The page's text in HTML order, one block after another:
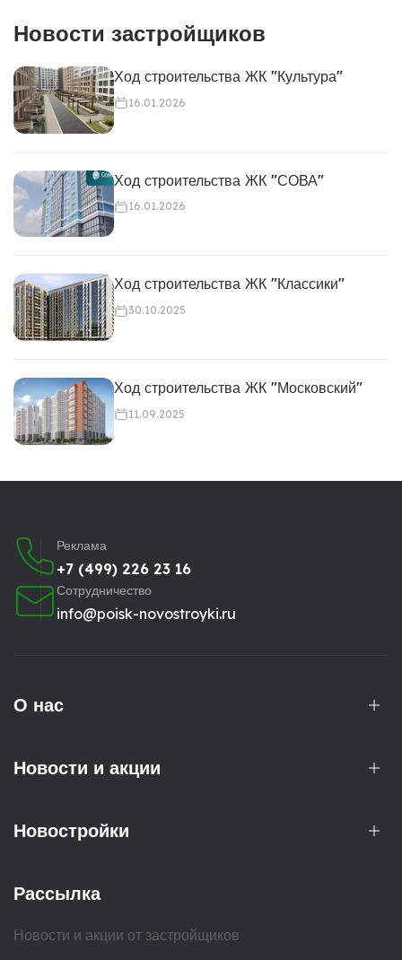
Новости застройщиков
Ход строительства ЖК "Культура"
16.01.2026
Ход строительства ЖК "СОВА"
16.01.2026
Ход строительства ЖК "Классики"
30.10.2025
Ход строительства ЖК "Московский"
11.09.2025
Реклама
+7 (499) 226 23 16
Сотрудничество
info@poisk-novostroyki.ru
О нас
Новости и акции
Новостройки
Рассылка
Новости и акции от застройщиков